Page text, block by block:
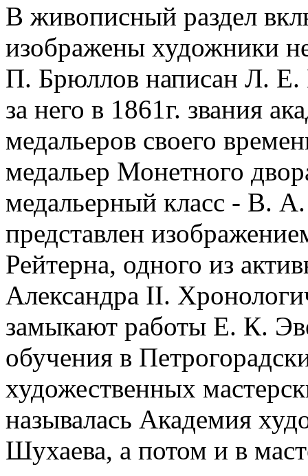
В живописный раздел
изображены художники
П. Брюллов написан Л.
за него в 1861г. звания
медальеров своего
медальер Монетного
медальерный класс - В.
представлен
Рейтерна, одного из
Александра II.
замыкают работы Е. К.
обучения в
художественных
называлась Академия
Шухаева, а потом и в